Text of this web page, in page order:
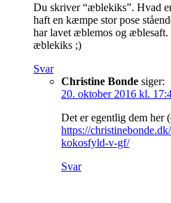
Du skriver “æblekiks”. Hvad
haft en kæmpe stor pose
har lavet æblemos og
æblekiks ;)
Svar
Christine Bonde siger:
20. oktober 2016 kl.
Det er egentlig dem her
https://
kokosfyld-v-gf/
Svar